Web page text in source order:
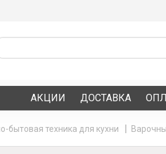
АКЦИИ ДОСТАВКА
бытовая техника для кухни